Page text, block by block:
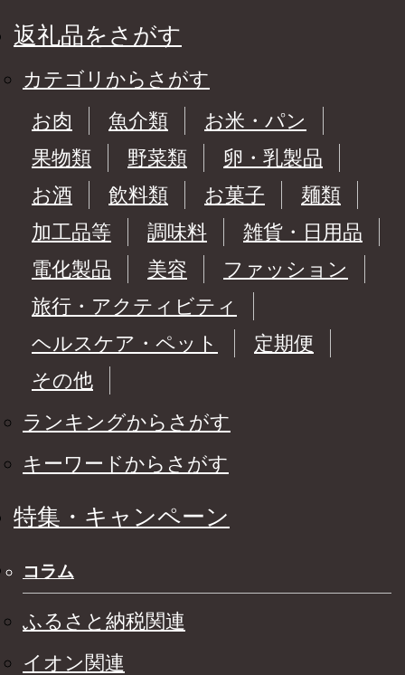
返礼品をさがす
カテゴリからさがす
お肉
魚介類
お米・パン
果物類
野菜類
卵・乳製品
お酒
飲料類 お菓子
麺類
加工品等
調味料
雑貨・日用品
電化製品
美容
ファッション
旅行・アクティビティ
ヘルスケア・ペット
定期便
その他
ランキングからさがす
キーワードからさがす
特集・キャンペーン
コラム
ふるさと納税関連
イオン関連